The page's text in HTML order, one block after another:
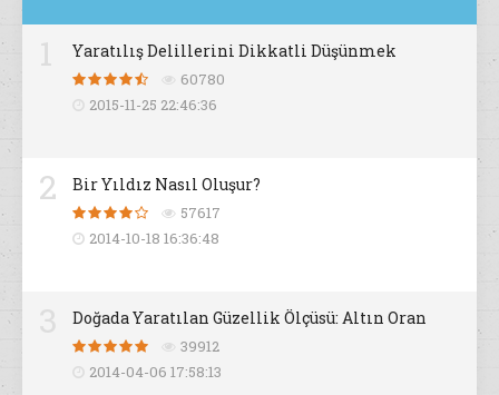
Yaratılış Delillerini Dikkatli Düşünmek
60780
2015-11-25 22:46:36
2 Bir Yıldız Nasıl Oluşur?
57617
2014-10-18 16:36:48
Doğada Yaratılan Güzellik Ölçüsü: Altın Oran
39912
2014-04-06 17:58:13